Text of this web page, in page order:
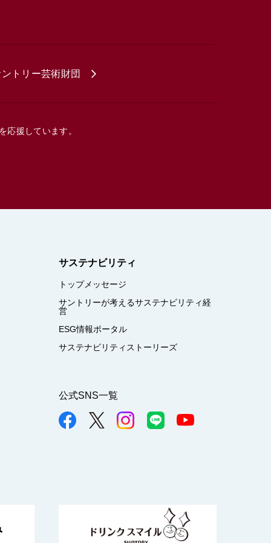
トリー芸術財団
応援しています。
サステナビリティ
トップメッセージ
サントリーが考えるサステナビリティ経
営
ESG情報ポータル
サステナビリティストーリーズ
公式SNS一覧